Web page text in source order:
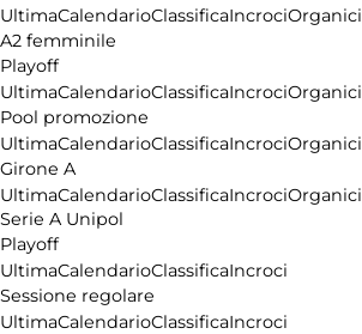
UltimaCalendarioClassificaIncrociOrganici
A2 femminile
Playoff
UltimaCalendarioClassificaIncrociOrganici
Pool promozione
UltimaCalendarioClassificaIncrociOrganici
Girone A
UltimaCalendarioClassificaIncrociOrganici
Serie A Unipol
Playoff
UltimaCalendarioClassificaIncroci
Sessione regolare
UltimaCalendarioClassificaIncroci